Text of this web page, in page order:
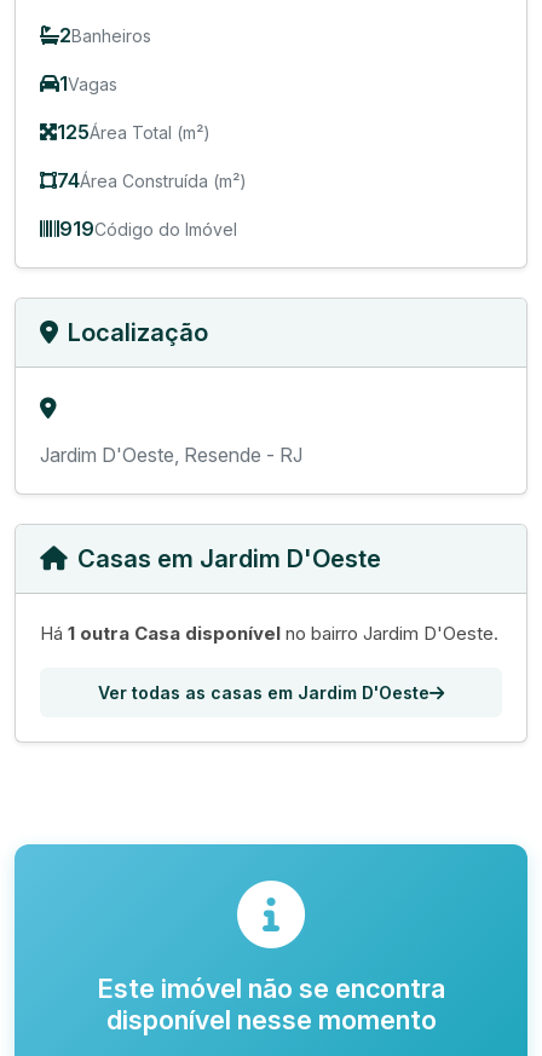
2Banheiros
1Vagas
125Área Total (m²)
74Área Construída (m²)
919Código do Imóvel
Localização
Jardim D'Oeste, Resende - RJ
Casas em Jardim D'Oeste
Há 1 outra Casa disponível no bairro Jardim D'Oeste.
Ver todas as casas em Jardim D'Oeste
Este imóvel não se encontra
disponível nesse momento